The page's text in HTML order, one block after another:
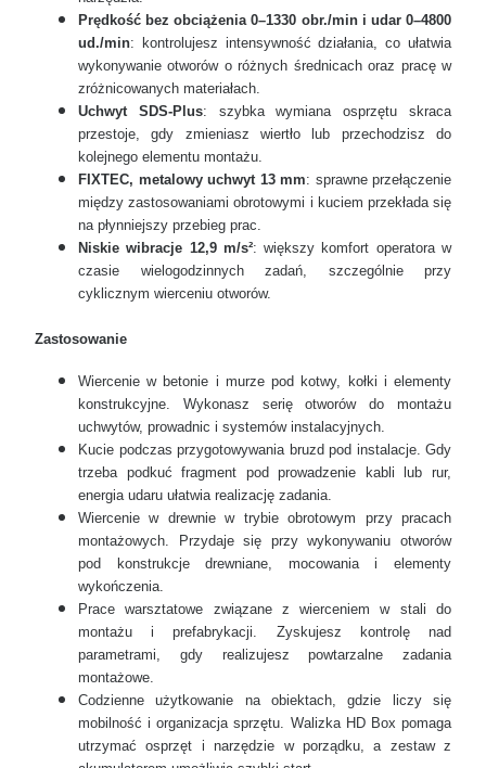
Prędkość bez obciążenia 0–1330 obr./min i udar 0–4800
ud./min: kontrolujesz intensywność działania, co ułatwia
wykonywanie otworów o różnych średnicach oraz pracę w
zróżnicowanych materiałach.
Uchwyt SDS-Plus: szybka wymiana osprzętu skraca
przestoje, gdy zmieniasz wiertło lub przechodzisz do
kolejnego elementu montażu.
FIXTEC, metalowy uchwyt 13 mm: sprawne przełączenie
między zastosowaniami obrotowymi i kuciem przekłada się
na płynniejszy przebieg prac.
Niskie wibracje 12,9 m/s²: większy komfort operatora w
czasie wielogodzinnych zadań, szczególnie przy
cyklicznym wierceniu otworów.
Zastosowanie
Wiercenie w betonie i murze pod kotwy, kołki i elementy
konstrukcyjne. Wykonasz serię otworów do montażu
uchwytów, prowadnic i systemów instalacyjnych.
Kucie podczas przygotowywania bruzd pod instalacje. Gdy
trzeba podkuć fragment pod prowadzenie kabli lub rur,
energia udaru ułatwia realizację zadania.
Wiercenie w drewnie w trybie obrotowym przy pracach
montażowych. Przydaje się przy wykonywaniu otworów
pod konstrukcje drewniane, mocowania i elementy
wykończenia.
Prace warsztatowe związane z wierceniem w stali do
montażu i prefabrykacji. Zyskujesz kontrolę nad
parametrami, gdy realizujesz powtarzalne zadania
montażowe.
Codzienne użytkowanie na obiektach, gdzie liczy się
mobilność i organizacja sprzętu. Walizka HD Box pomaga
utrzymać osprzęt i narzędzie w porządku, a zestaw z